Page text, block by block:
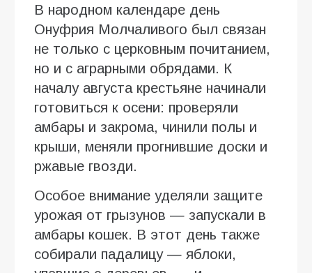
В народном календаре день
Онуфрия Молчаливого был связан
не только с церковным почитанием,
но и с аграрными обрядами. К
началу августа крестьяне начинали
готовиться к осени: проверяли
амбары и закрома, чинили полы и
крыши, меняли прогнившие доски и
ржавые гвозди.
Особое внимание уделяли защите
урожая от грызунов — запускали в
амбары кошек. В этот день также
собирали падалицу — яблоки,